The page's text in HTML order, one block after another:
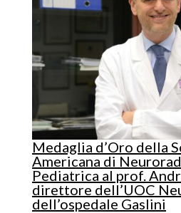
Medaglia d’Oro della
Americana di
Pediatrica al prof.
direttore dell’UOC
dell’ospedale Gaslini